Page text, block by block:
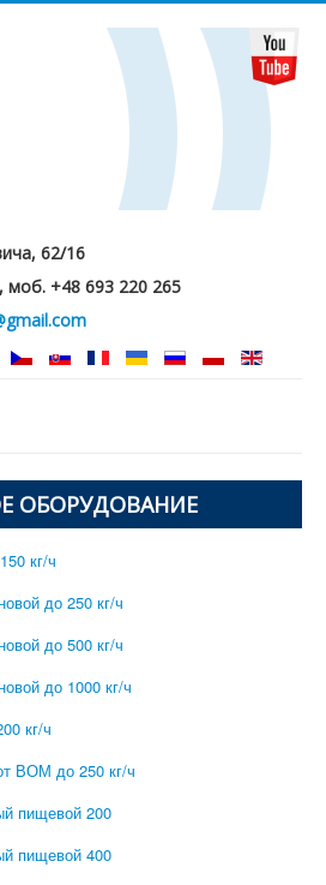
62/16
моб. +48 693 220 265
материалов
ОБОРУДОВАНИЕ
кг/ч
до 250 кг/ч
до 500 кг/ч
до 1000 кг/ч
кг/ч
ВОМ до 250 кг/ч
пищевой 200
пищевой 400